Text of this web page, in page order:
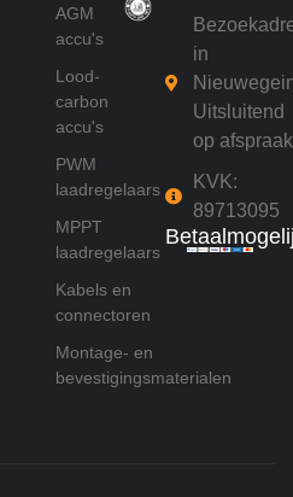
AGM
accu's
Lood-
carbon
accu's
PWM
laadregelaars
MPPT
laadregelaars
Kabels en
connectoren
Montage- en
bevestigingsmaterialen
in
Uitsluitend
op afspraak
KVK:
89713095